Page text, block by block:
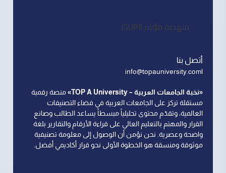
منهجية مؤشر (GUPI)
أتصل بنا
اinfo@topauniversity.com
«نخبة الجامعات العربية – TOP A University»
منصة رقمية
مستقلة تركز على الجامعات العربية في فضاء التصنيفات
العالمية، وتقدّم محتوى تحليلياً مبسطاً يساعد الطالب وصانع
القرار والمهتم بالتعليم العالي على قراءة الأرقام والتقارير بلغة
واضحة وعصرية. نحن نؤمن أن الوصول إلى معلومة تصنيفية
موثوقة ومنسقة هو الخطوة الأولى نحو قرار أكاديمي أفضل.